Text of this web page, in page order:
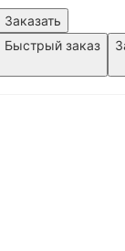
Заказать
Быстрый заказ